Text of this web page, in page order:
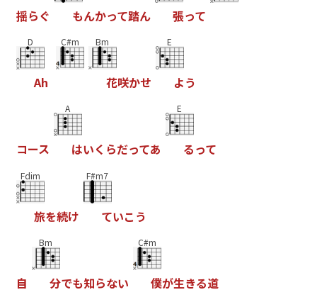
揺らぐ もんかって踏ん 張って
D
Ah
C#m Bm
花咲かせ
E
よう
コース
A
はいく らだってあ
E
るって
Fdim
旅を続け
F#m7
ていこ う
自
Bm
分でも知らない
C#m
僕が生きる道